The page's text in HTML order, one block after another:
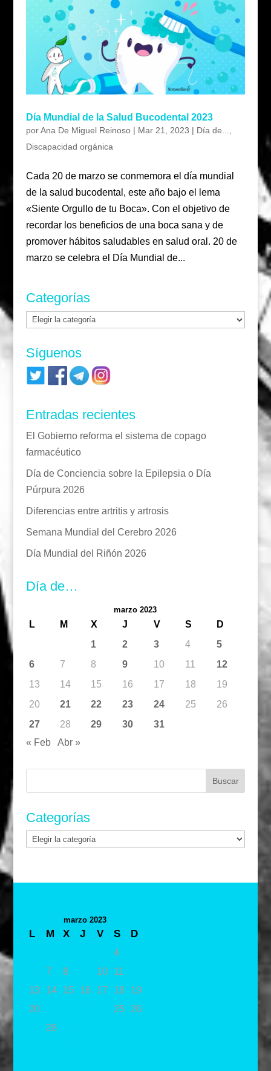
Día Mundial de la Salud Bucodental 2023
porAna De Miguel Reinoso| Mar 21, 2023 | Día de...,
Discapacidad orgánica
Cada 20 de marzo se conmemora el día mundial
de la salud bucodental, este año bajo el lema
«Siente Orgullo de tu Boca». Con el objetivo de
recordar los beneficios de una boca sana y de
promover hábitos saludables en salud oral. 20 de
marzo se celebra el Día Mundial de...
Categorías
Categorías
Síguenos
Entradas recientes
El Gobierno reforma el sistema de copago
farmacéutico
Día de Conciencia sobre la Epilepsia o Día
Púrpura 2026
Diferencias entre artritis y artrosis
Semana Mundial del Cerebro 2026
Día Mundial del Riñón 2026
Día de…
marzo 2023
L M X J V S
D
1
2 3 4
5
6
7 8 9 10 11
12
13
14 15 16 17 18
19
20
21 22 23 24 25
26
27
28 29 30
31
« Feb
Abr »
Buscar:
Categorías
Categorías
marzo 2023
L M X J V S
D
4
7 8 10 11
13
14 15 16 17 18
19
20
25
26
28